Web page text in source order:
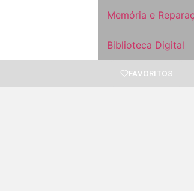
Memória e
Biblioteca Digital
FAVORITOS